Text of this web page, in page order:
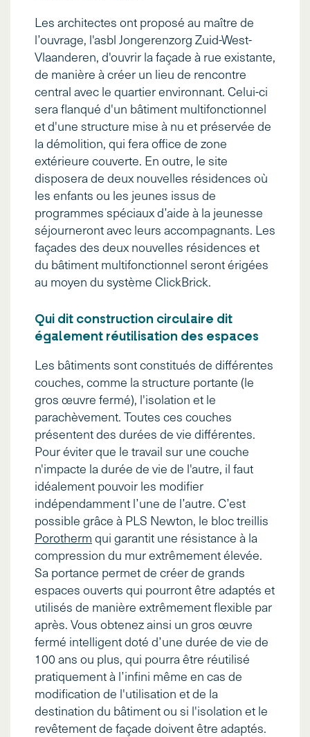
Les architectes ont proposé au maître de
l’ouvrage, l'asbl Jongerenzorg Zuid-West-
Vlaanderen, d'ouvrir la façade à rue existante,
de manière à créer un lieu de rencontre
central avec le quartier environnant. Celui-ci
sera flanqué d'un bâtiment multifonctionnel
et d'une structure mise à nu et préservée de
la démolition, qui fera office de zone
extérieure couverte. En outre, le site
disposera de deux nouvelles résidences où
les enfants ou les jeunes issus de
programmes spéciaux d’aide à la jeunesse
séjourneront avec leurs accompagnants. Les
façades des deux nouvelles résidences et
du bâtiment multifonctionnel seront érigées
au moyen du système ClickBrick.
Qui dit construction circulaire dit
également réutilisation des espaces
Les bâtiments sont constitués de différentes
couches, comme la structure portante (le
gros œuvre fermé), l'isolation et le
parachèvement. Toutes ces couches
présentent des durées de vie différentes.
Pour éviter que le travail sur une couche
n'impacte la durée de vie de l'autre, il faut
idéalement pouvoir les modifier
indépendamment l’une de l’autre. C’est
possible grâce à PLS Newton, le bloc treillis
Porotherm qui garantit une résistance à la
compression du mur extrêmement élevée.
Sa portance permet de créer de grands
espaces ouverts qui pourront être adaptés et
utilisés de manière extrêmement flexible par
après. Vous obtenez ainsi un gros œuvre
fermé intelligent doté d’une durée de vie de
100 ans ou plus, qui pourra être réutilisé
pratiquement à l’infini même en cas de
modification de l'utilisation et de la
destination du bâtiment ou si l'isolation et le
revêtement de façade doivent être adaptés.